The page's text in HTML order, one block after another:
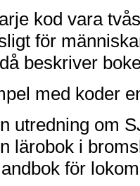
kod vara
för
beskriver
med koder
utredning om
lärobok i
för